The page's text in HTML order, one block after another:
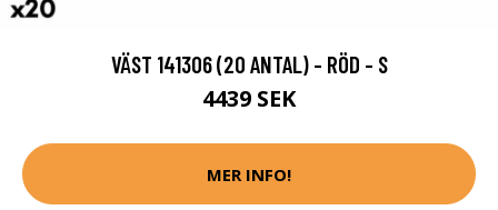
VÄST 141306 (20 ANTAL) - RÖD - S
4439 SEK
MER INFO!